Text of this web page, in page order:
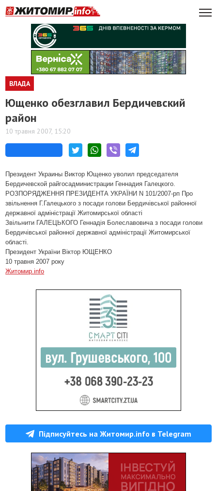
ВЛАДА
Ющенко обезглавил Бердичевский
район
10 травня 2007, 15:20
Президент Украины Виктор Ющенко уволил председателя
Бердичевской райгосадминистрации Геннадия Галецкого.
РОЗПОРЯДЖЕННЯ ПРЕЗИДЕНТА УКРАЇНИ N 101/2007-рп Про
звільнення Г.Галецького з посади голови Бердичівської районної
державної адміністрації Житомирської області
Звільнити ГАЛЕЦЬКОГО Геннадія Болеславовича з посади голови
Бердичівської районної державної адміністрації Житомирської
області.
Президент України Віктор ЮЩЕНКО
10 травня 2007 року
Житомир.info
Підписуйтесь на Житомир.info в Telegram